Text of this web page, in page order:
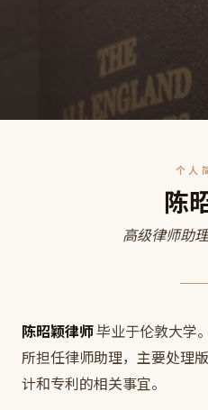
个人
陈
高级律师助
陈昭颖律师毕业于伦敦大学
所担任律师助理，主要处理
计和专利的相关事宜。